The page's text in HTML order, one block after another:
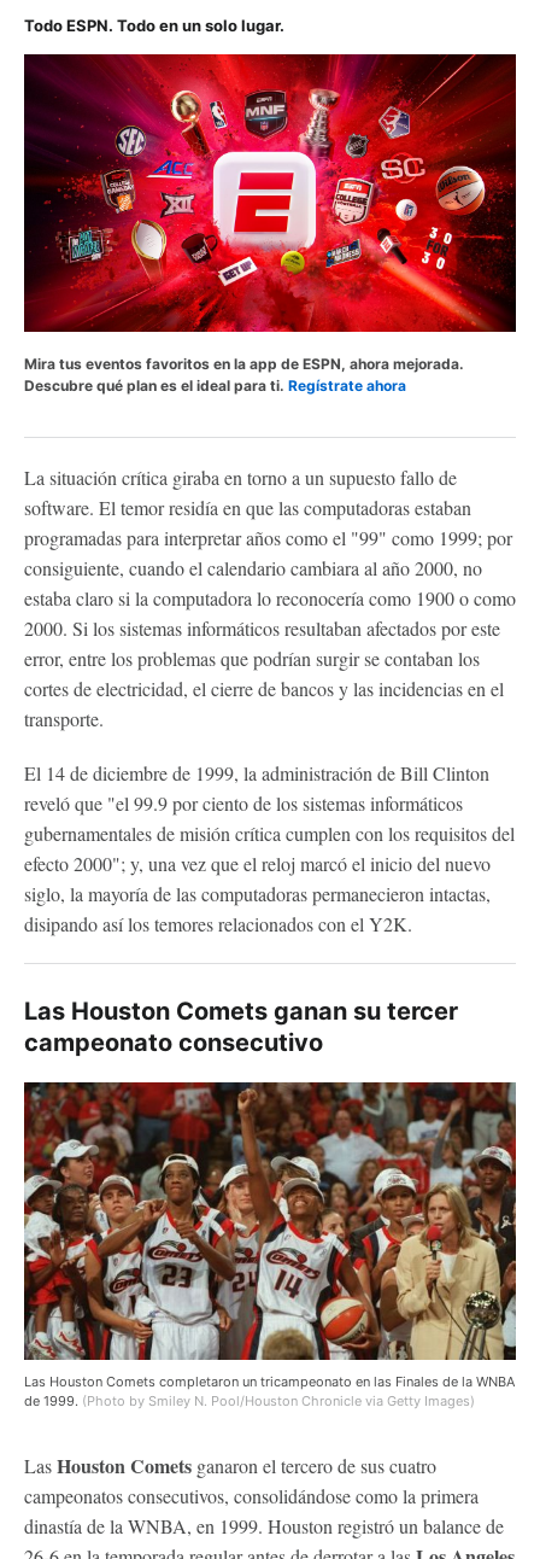
Todo ESPN. Todo en un solo lugar.
Mira tus eventos favoritos en la app de ESPN, ahora mejorada.
Descubre qué plan es el ideal para ti. Regístrate ahora
La situación crítica giraba en torno a un supuesto fallo de
software. El temor residía en que las computadoras estaban
programadas para interpretar años como el "99" como 1999; por
consiguiente, cuando el calendario cambiara al año 2000, no
estaba claro si la computadora lo reconocería como 1900 o como
2000. Si los sistemas informáticos resultaban afectados por este
error, entre los problemas que podrían surgir se contaban los
cortes de electricidad, el cierre de bancos y las incidencias en el
transporte.
El 14 de diciembre de 1999, la administración de Bill Clinton
reveló que "el 99.9 por ciento de los sistemas informáticos
gubernamentales de misión crítica cumplen con los requisitos del
efecto 2000"; y, una vez que el reloj marcó el inicio del nuevo
siglo, la mayoría de las computadoras permanecieron intactas,
disipando así los temores relacionados con el Y2K.
Las Houston Comets ganan su tercer
campeonato consecutivo
Las Houston Comets completaron un tricampeonato en las Finales de la WNBA
de 1999. (Photo by Smiley N. Pool/Houston Chronicle via Getty Images)
LasHouston Comets ganaron el tercero de sus cuatro
campeonatos consecutivos, consolidándose como la primera
dinastía de la WNBA, en 1999. Houston registró un balance de